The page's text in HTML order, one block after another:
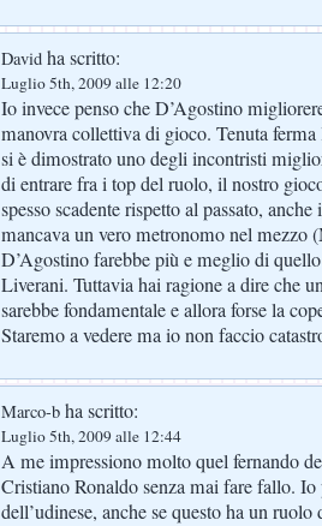
David ha scritto:
Luglio 5th, 2009 alle 12:20
Io invece penso che D’Agostino
manovra collettiva di gioco. Tenuta
si è dimostrato uno degli incontristi
di entrare fra i top del ruolo, il nostro
spesso scadente rispetto al passato,
mancava un vero metronomo nel mezzo
D’Agostino farebbe più e meglio di
Liverani. Tuttavia hai ragione a dire che
sarebbe fondamentale e allora forse la
Staremo a vedere ma io non faccio
Marco-b ha scritto:
Luglio 5th, 2009 alle 12:44
A me impressiono molto quel fernando
Cristiano Ronaldo senza mai fare fallo.
dell’udinese, anche se questo ha un ruolo